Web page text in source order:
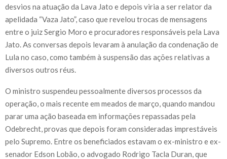
desvios na atuação da Lava Jato e depois viria a ser relator da
apelidada “Vaza Jato”, caso que revelou trocas de mensagens
entre o juiz Sergio Moro e procuradores responsáveis pela Lava
Jato. As conversas depois levaram à anulação da condenação de
Lula no caso, como também à suspensão das ações relativas a
diversos outros réus.
O ministro suspendeu pessoalmente diversos processos da
operação, o mais recente em meados de março, quando mandou
parar uma ação baseada em informações repassadas pela
Odebrecht, provas que depois foram consideradas imprestáveis
pelo Supremo. Entre os beneficiados estavam o ex-ministro e ex-
senador Edson Lobão, o advogado Rodrigo Tacla Duran, que